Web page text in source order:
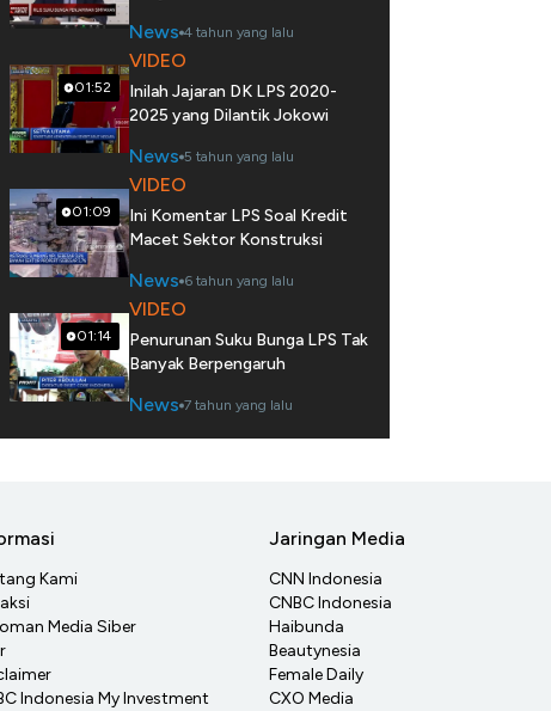
News 4 tahun yang lalu
01:52
VIDEO
Inilah Jajaran DK LPS 2020-
2025 yang Dilantik Jokowi
News 5 tahun yang lalu
01:09
VIDEO
Ini Komentar LPS Soal Kredit
Macet Sektor Konstruksi
News 6 tahun yang lalu
01:14
VIDEO
Penurunan Suku Bunga LPS Tak
Banyak Berpengaruh
News 7 tahun yang lalu
Kami
Media Siber
Indonesia My Investment
Jaringan Media
CNN Indonesia
CNBC Indonesia
Haibunda
Beautynesia
Female Daily
CXO Media